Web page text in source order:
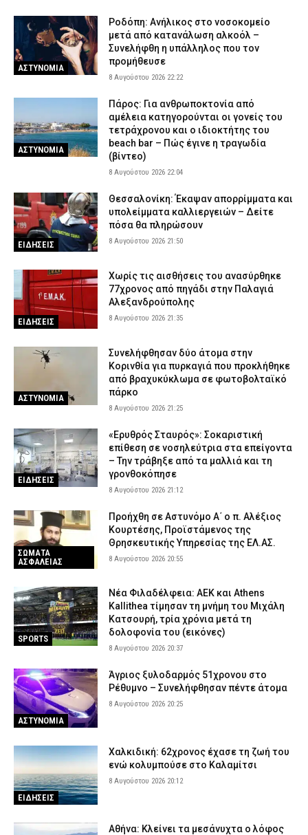
τον 26χρονο Αφγανό
ΑΣΤΥΝΟΜΙΑ 8 Αυγούστου 2026 14:51
Συνελήφθη μέλος της ρωσόφωνης μαφίας στο Παλαιό Φάληρο –
Εμπλέκεται σε εκβιασμούς και ξυλοδαρμούς επιχειρηματιών
Έβρος: Αστυνομικοί τσάκωσαν αλλοδαπούς διακινητές που
μετέφεραν 12 παράνομους μετανάστες
ΑΣΤΥΝΟΜΙΑ 8 Αυγούστου 2026 14:18
ΑΣΤΥΝΟΜΙΑ
Ροδόπη: Ανήλικος στο νοσοκομείο
μετά από κατανάλωση αλκοόλ –
Συνελήφθη η υπάλληλος που τον
προμήθευσε
8 Αυγούστου 2026 22:22
ΑΣΤΥΝΟΜΙΑ
Πάρος: Για ανθρωποκτονία από
αμέλεια κατηγορούνται οι γονείς του
τετράχρονου και ο ιδιοκτήτης του
beach bar – Πώς έγινε η τραγωδία
(βίντεο)
8 Αυγούστου 2026 22:04
ΕΙΔΗΣΕΙΣ
Θεσσαλονίκη: Έκαψαν απορρίμματα και
υπολείμματα καλλιεργειών – Δείτε
πόσα θα πληρώσουν
8 Αυγούστου 2026 21:50
ΕΙΔΗΣΕΙΣ
Χωρίς τις αισθήσεις του ανασύρθηκε
77χρονος από πηγάδι στην Παλαγιά
Αλεξανδρούπολης
8 Αυγούστου 2026 21:35
ΑΣΤΥΝΟΜΙΑ
Συνελήφθησαν δύο άτομα στην
Κορινθία για πυρκαγιά που προκλήθηκε
από βραχυκύκλωμα σε φωτοβολταϊκό
πάρκο
8 Αυγούστου 2026 21:25
ΕΙΔΗΣΕΙΣ
«Ερυθρός Σταυρός»: Σοκαριστική
επίθεση σε νοσηλεύτρια στα επείγοντα
– Την τράβηξε από τα μαλλιά και τη
γρονθοκόπησε
8 Αυγούστου 2026 21:12
ΣΩΜΑΤΑ
ΑΣΦΑΛΕΙΑΣ
Προήχθη σε Αστυνόμο Α΄ ο π. Αλέξιος
Κουρτέσης, Προϊστάμενος της
Θρησκευτικής Υπηρεσίας της ΕΛ.ΑΣ.
8 Αυγούστου 2026 20:55
SPORTS
Νέα Φιλαδέλφεια: ΑΕΚ και Athens
Kallithea τίμησαν τη μνήμη του Μιχάλη
Κατσουρή, τρία χρόνια μετά τη
δολοφονία του (εικόνες)
8 Αυγούστου 2026 20:37
ΑΣΤΥΝΟΜΙΑ
Άγριος ξυλοδαρμός 51χρονου στο
Ρέθυμνο – Συνελήφθησαν πέντε άτομα
8 Αυγούστου 2026 20:25
ΕΙΔΗΣΕΙΣ
Χαλκιδική: 62χρονος έχασε τη ζωή του
ενώ κολυμπούσε στο Καλαμίτσι
8 Αυγούστου 2026 20:12
Αθήνα: Κλείνει τα μεσάνυχτα ο λόφος